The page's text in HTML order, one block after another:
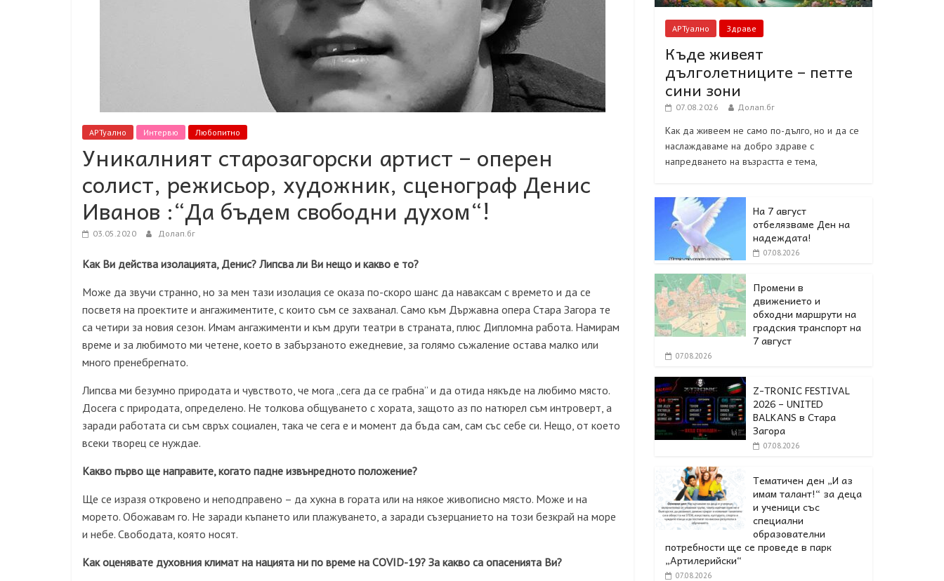
АРТуално Интервю Любопитно
Уникалният старозагорски артист – оперен
солист, режисьор, художник, сценограф Денис
Иванов :“Да бъдем свободни духом“!
03.05.2020 Долап.бг
Как Ви действа изолацията, Денис? Липсва ли Ви нещо и какво е то?
Може да звучи странно, но за мен тази изолация се оказа по-скоро шанс да наваксам с времето и да се
посветя на проектите и ангажиментите, с които съм се захванал. Само към Държавна опера Стара Загора те
са четири за новия сезон. Имам ангажименти и към други театри в страната, плюс Дипломна работа. Намирам
време и за любимото ми четене, което в забързаното ежедневие, за голямо съжаление остава малко или
много пренебрегнато.
Липсва ми безумно природата и чувството, че мога „сега да се грабна” и да отида някъде на любимо място.
Досега с природата, определено. Не толкова общуването с хората, защото аз по натюрел съм интроверт, а
заради работата си съм свръх социален, така че сега е и момент да бъда сам, сам със себе си. Нещо, от което
всеки творец се нуждае.
Какво първо ще направите, когато падне извънредното положение?
Ще се изразя откровено и неподправено – да хукна в гората или на някое живописно място. Може и на
морето. Обожавам го. Не заради къпането или плажуването, а заради съзерцанието на този безкрай на море
и небе. Свободата, която носят.
Как оценявате духовния климат на нацията ни по време на COVID-19? За какво са опасенията Ви?
АРТуално Здраве
Къде живеят
дълголетниците – петте
сини зони
07.08.2026 Долап.бг
Как да живеем не само по-дълго, но и да се
наслаждаваме на добро здраве с
напредването на възрастта е тема,
На 7 август
отбелязваме Ден на
надеждата!
07.08.2026
Промени в
движението и
обходни маршрути на
градския транспорт на
7 август
07.08.2026
Z-TRONIC FESTIVAL
2026 – UNITED
BALKANS в Стара
Загора
07.08.2026
Тематичен ден „И аз
имам талант!“ за деца
и ученици със
специални
образователни
потребности ще се проведе в парк
„Артилерийски“
07.08.2026